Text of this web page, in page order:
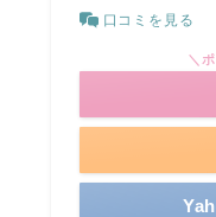
口コミを見る
＼